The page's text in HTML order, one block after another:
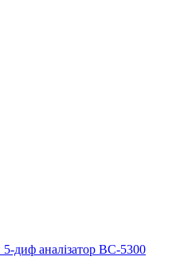
диф аналізатор BC-5300